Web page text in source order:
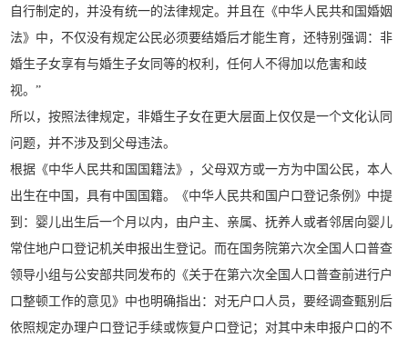
自行制定的，并没有统一的法律规定。并且在《中华人民共和国婚姻
法》中，不仅没有规定公民必须要结婚后才能生育，还特别强调：非
婚生子女享有与婚生子女同等的权利，任何人不得加以危害和歧
视。”
所以，按照法律规定，非婚生子女在更大层面上仅仅是一个文化认同
问题，并不涉及到父母违法。
根据《中华人民共和国国籍法》，父母双方或一方为中国公民，本人
出生在中国，具有中国国籍。《中华人民共和国户口登记条例》中提
到：婴儿出生后一个月以内，由户主、亲属、抚养人或者邻居向婴儿
常住地户口登记机关申报出生登记。而在国务院第六次全国人口普查
领导小组与公安部共同发布的《关于在第六次全国人口普查前进行户
口整顿工作的意见》中也明确指出：对无户口人员，要经调查甄别后
依照规定办理户口登记手续或恢复户口登记；对其中未申报户口的不